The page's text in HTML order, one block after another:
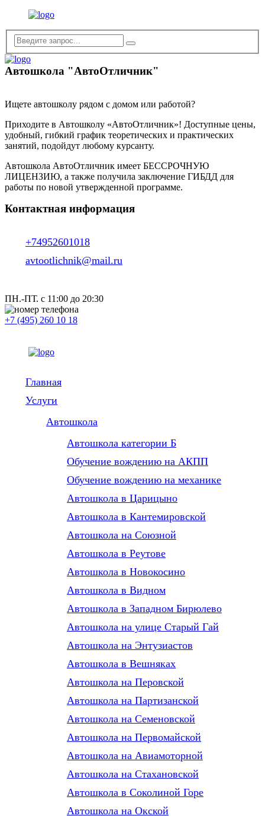
Автошкола "АвтоОтличник"
Ищете автошколу рядом с домом или работой?
Приходите в Автошколу «АвтоОтличник»! Доступные цены,
удобный, гибкий график теоретических и практических
занятий, подойдут любому курсанту.
Автошкола АвтоОтличник имеет БЕССРОЧНУЮ
ЛИЦЕНЗИЮ, а также получила заключение ГИБДД для
работы по новой утвержденной программе.
Контактная информация
+74952601018
avtootlichnik@mail.ru
ПН.-ПТ. с 11:00 до 20:30
+7 (495) 260 10 18
Главная
Услуги
Автошкола
Автошкола категории Б
Обучение вождению на АКПП
Обучение вождению на механике
Автошкола в Царицыно
Автошкола в Кантемировской
Автошкола на Союзной
Автошкола в Реутове
Автошкола в Новокосино
Автошкола в Видном
Автошкола в Западном Бирюлево
Автошкола на улице Старый Гай
Автошкола на Энтузиастов
Автошкола в Вешняках
Автошкола на Перовской
Автошкола на Партизанской
Автошкола на Семеновской
Автошкола на Первомайской
Автошкола на Авиамоторной
Автошкола на Стахановской
Автошкола в Соколиной Горе
Автошкола на Окской